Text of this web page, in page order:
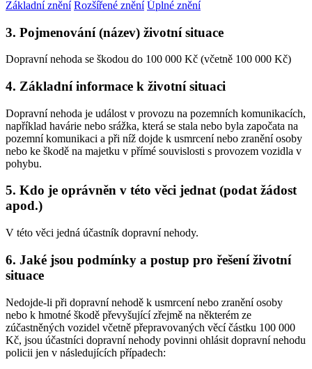
Základní znění Rozšířené znění Úplné znění
3. Pojmenování (název) životní situace
Dopravní nehoda se škodou do 100 000 Kč (včetně 100 000 Kč)
4. Základní informace k životní situaci
Dopravní nehoda je událost v provozu na pozemních komunikacích,
například havárie nebo srážka, která se stala nebo byla započata na
pozemní komunikaci a při níž dojde k usmrcení nebo zranění osoby
nebo ke škodě na majetku v přímé souvislosti s provozem vozidla v
pohybu.
5. Kdo je oprávněn v této věci jednat (podat žádost
apod.)
V této věci jedná účastník dopravní nehody.
6. Jaké jsou podmínky a postup pro řešení životní
situace
Nedojde-li při dopravní nehodě k usmrcení nebo zranění osoby
nebo k hmotné škodě převyšující zřejmě na některém ze
zúčastněných vozidel včetně přepravovaných věcí částku 100 000
Kč, jsou účastníci dopravní nehody povinni ohlásit dopravní nehodu
policii jen v následujících případech: